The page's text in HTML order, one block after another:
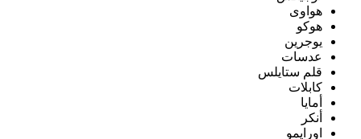
هواوى
هوكو
يوجرين
عدسات
قلم ستايلس
كابلات
أمايا
أنكر
اورايمو